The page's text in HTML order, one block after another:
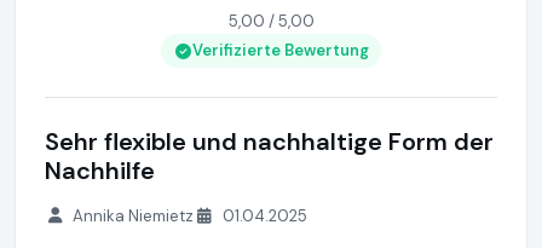
5,00 / 5,00
Verifizierte Bewertung
Sehr flexible und nachhaltige Form der
Nachhilfe
Annika Niemietz 01.04.2025